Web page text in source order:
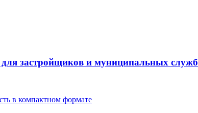
застройщиков и муниципальных служб